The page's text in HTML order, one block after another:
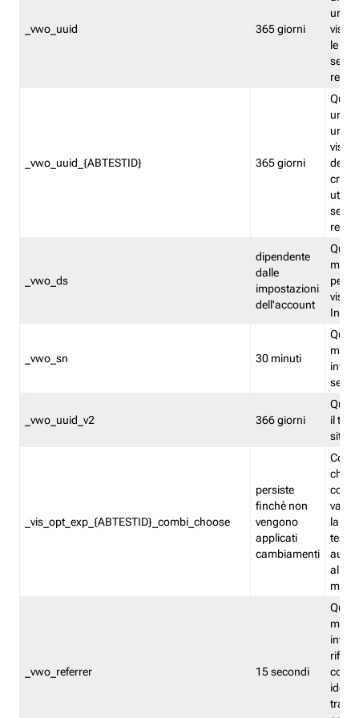
_vwo_uuid 365 giorni
le
_vwo_uuid_{ABTESTID} 365 giorni
un
del
_vwo_ds
dipendente
dalle
impostazioni
dell'account
_vwo_sn 30 minuti
_vwo_uuid_v2 366 giorni
il
sito
_vis_opt_exp_{ABTESTID}_combi_choose
persiste
finchè non
vengono
applicati
cambiamenti
che
la
test.
_vwo_referrer 15 secondi